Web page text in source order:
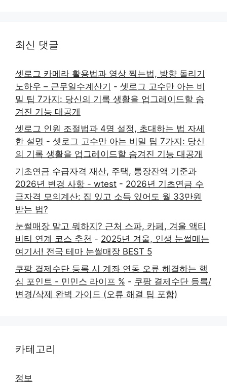
최신 댓글
셋로그 카메라 활용법과 영상 찍는법, 방향 돌리기
노하우 – 근무일수계산기 - 셋로그 고수만 아는 비
밀 팁 7가지: 당신의 기록 생활을 업그레이드할 숨
겨진 기능 대공개
셋로그 인원 조절법과 4명 설정, 초대하는 법 자세
한 설명 - 셋로그 고수만 아는 비밀 팁 7가지: 당신
의 기록 생활을 업그레이드할 숨겨진 기능 대공개
기초연금 수급자격 재산, 주택, 통장잔액 기준과
2026년 변경 사항 - wtest - 2026년 기초연금 수
급자격 모의계산: 집 있고 소득 있어도 월 33만원
받는 법?
눈썰매장 말고 뭐하지? 근처 스파, 카페, 겨울 액티
비티 연계 코스 추천 - 2025년 겨울, 인생 눈썰매는
여기서! 전국 테마 눈썰매장 BEST 5
쿠팡 결제수단 등록 시 계좌 연동 오류 해결하는 핵
심 포인트 - 민민스 라이프 % - 쿠팡 결제수단 등록/
변경/삭제 완벽 가이드 (오류 해결 팁 포함)
카테고리
정보